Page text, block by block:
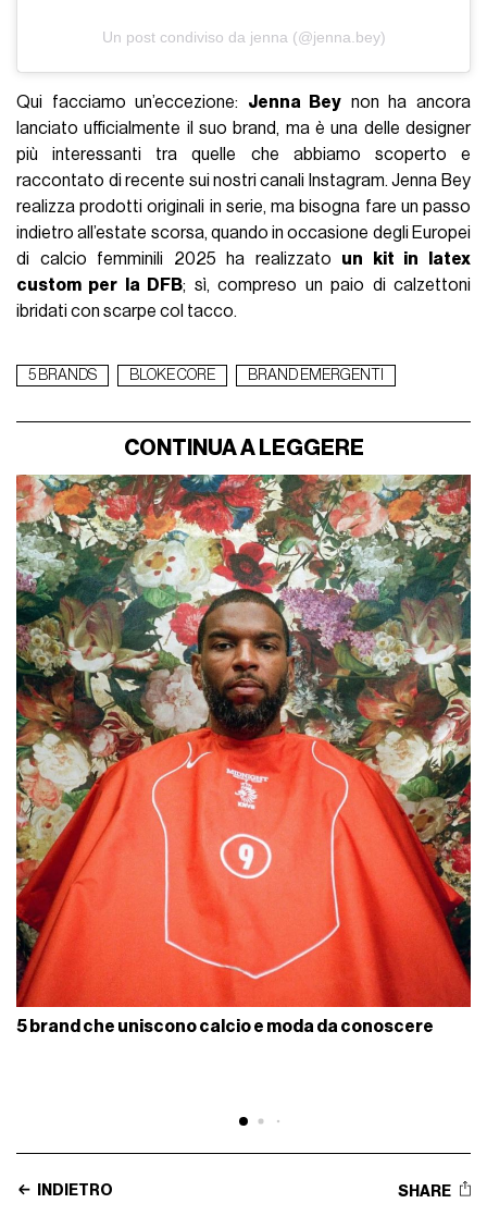
Un post condiviso da jenna (@jenna.bey)
Qui facciamo un’eccezione: Jenna Bey non ha ancora
lanciato ufficialmente il suo brand, ma è una delle designer
più interessanti tra quelle che abbiamo scoperto e
raccontato di recente sui nostri canali Instagram. Jenna Bey
realizza prodotti originali in serie, ma bisogna fare un passo
indietro all’estate scorsa, quando in occasione degli Europei
di calcio femminili 2025 ha realizzato un kit in latex
custom per la DFB; sì, compreso un paio di calzettoni
ibridati con scarpe col tacco.
5 BRANDS BLOKE CORE BRAND EMERGENTI
CONTINUA A LEGGERE
5 brand che uniscono calcio e moda da conoscere
INDIETRO SHARE